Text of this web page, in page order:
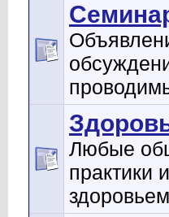
Любые
практики
здоровьем